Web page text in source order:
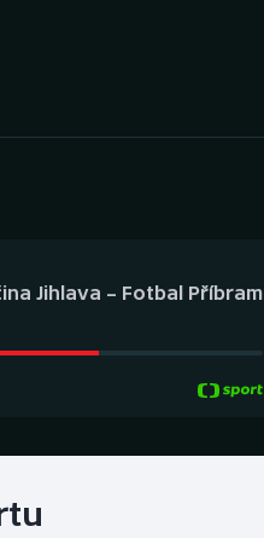
Gymnastika
Jihlava – Fotbal Příbram